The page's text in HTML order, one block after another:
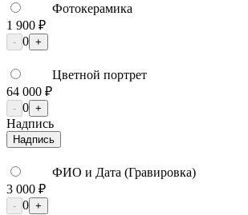
Фотокерамика
1 900 ₽
- 0 +
Цветной портрет
64 000 ₽
- 0 +
Надпись
Надпись
ФИО и Дата (Гравировка)
3 000 ₽
- 0 +